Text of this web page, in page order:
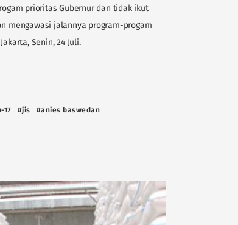
prioritas Gubernur dan tidak ikut
mengawasi jalannya program-progam
Senin, 24 Juli.
17 #jis
#anies baswedan